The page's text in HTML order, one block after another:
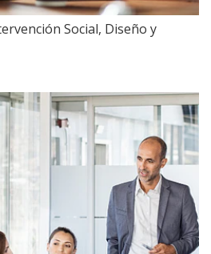
Social, Diseño y